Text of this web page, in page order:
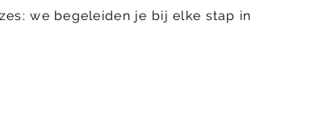
we begeleiden je bij elke stap in